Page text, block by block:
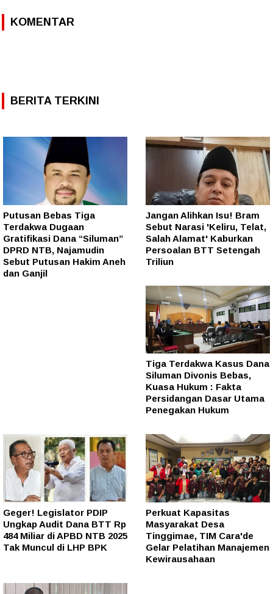
KOMENTAR
BERITA TERKINI
Putusan Bebas Tiga
Terdakwa Dugaan
Gratifikasi Dana “Siluman”
DPRD NTB, Najamudin
Sebut Putusan Hakim Aneh
dan Ganjil
Jangan Alihkan Isu! Bram
Sebut Narasi 'Keliru, Telat,
Salah Alamat' Kaburkan
Persoalan BTT Setengah
Triliun
Tiga Terdakwa Kasus Dana
Siluman Divonis Bebas,
Kuasa Hukum : Fakta
Persidangan Dasar Utama
Penegakan Hukum
Geger! Legislator PDIP
Ungkap Audit Dana BTT Rp
484 Miliar di APBD NTB 2025
Tak Muncul di LHP BPK
Perkuat Kapasitas
Masyarakat Desa
Tinggimae, TIM Cara'de
Gelar Pelatihan Manajemen
Kewirausahaan